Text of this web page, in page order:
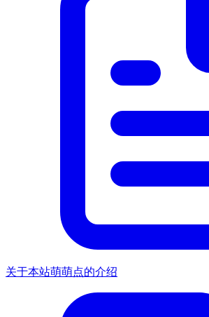
关于本站萌萌点的介绍